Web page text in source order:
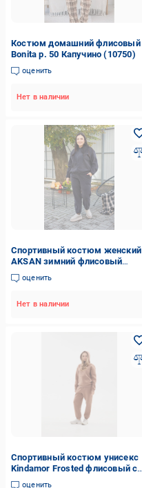
Костюм домашний флисовый
Bonita р. 50 Капучино (10750)
оценить
Нет в наличии
Спортивный костюм женский
AKSAN зимний флисовый
двойка L Темно-серый
(25.2776_dark-gray_46(L))
оценить
Нет в наличии
Спортивный костюм унисекс
Kindamor Frosted флисовый с
капюшоном XXL Коричневый
оценить